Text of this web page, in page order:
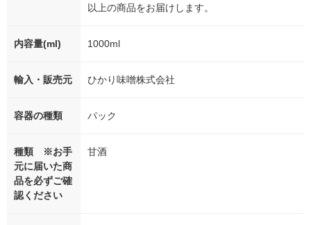
以上の商品をお届けします。
内容量(ml) 1000ml
輸入・販売元 ひかり味噌株式会社
容器の種類 パック
種類 ※お手
元に届いた商
品を必ずご確
認ください
甘酒